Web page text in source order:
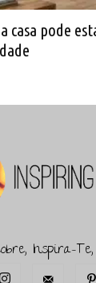
casa pode
Inspira-